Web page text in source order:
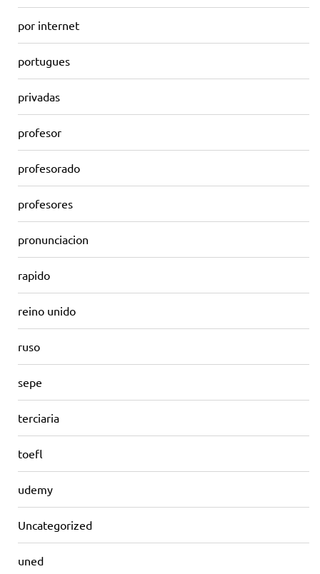
por internet
portugues
privadas
profesor
profesorado
profesores
pronunciacion
rapido
reino unido
ruso
sepe
terciaria
toefl
udemy
Uncategorized
uned